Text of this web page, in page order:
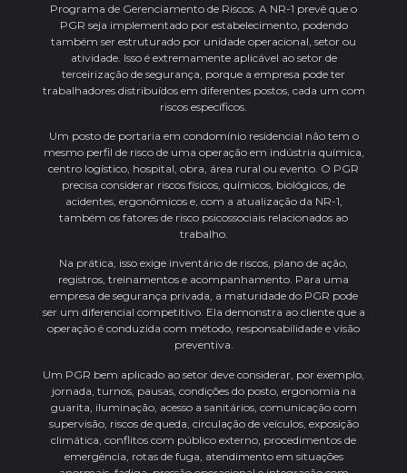
Programa de Gerenciamento de Riscos. A NR-1 prevê que o
PGR seja implementado por estabelecimento, podendo
também ser estruturado por unidade operacional, setor ou
atividade. Isso é extremamente aplicável ao setor de
terceirização de segurança, porque a empresa pode ter
trabalhadores distribuídos em diferentes postos, cada um com
riscos específicos.
Um posto de portaria em condomínio residencial não tem o
mesmo perfil de risco de uma operação em indústria química,
centro logístico, hospital, obra, área rural ou evento. O PGR
precisa considerar riscos físicos, químicos, biológicos, de
acidentes, ergonômicos e, com a atualização da NR-1,
também os fatores de risco psicossociais relacionados ao
trabalho.
Na prática, isso exige inventário de riscos, plano de ação,
registros, treinamentos e acompanhamento. Para uma
empresa de segurança privada, a maturidade do PGR pode
ser um diferencial competitivo. Ela demonstra ao cliente que a
operação é conduzida com método, responsabilidade e visão
preventiva.
Um PGR bem aplicado ao setor deve considerar, por exemplo,
jornada, turnos, pausas, condições do posto, ergonomia na
guarita, iluminação, acesso a sanitários, comunicação com
supervisão, riscos de queda, circulação de veículos, exposição
climática, conflitos com público externo, procedimentos de
emergência, rotas de fuga, atendimento em situações